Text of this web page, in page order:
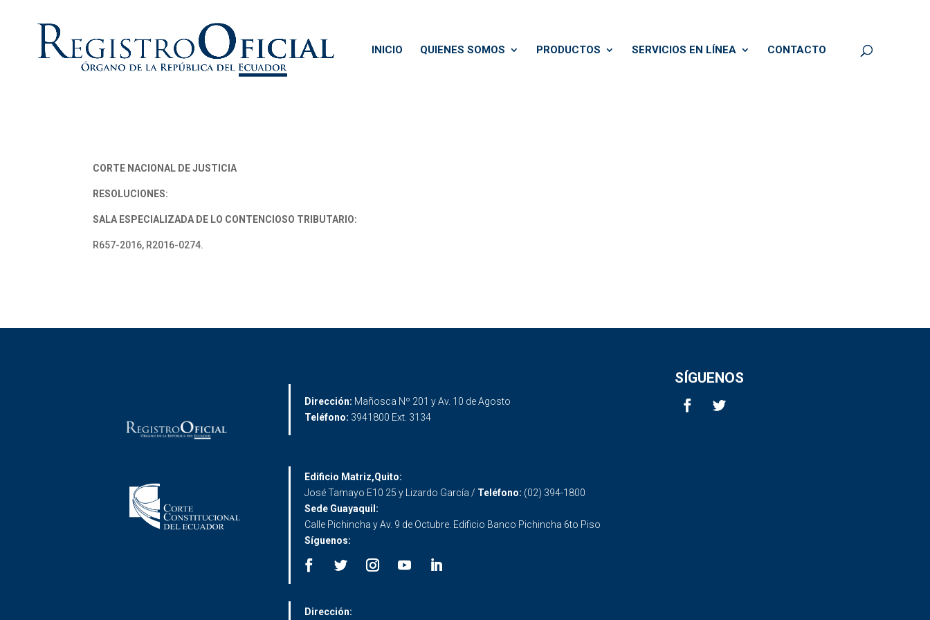
INICIO QUIENES SOMOS PRODUCTOS SERVICIOS EN LÍNEA CONTACTO
CORTE NACIONAL DE JUSTICIA
RESOLUCIONES:
SALA ESPECIALIZADA DE LO CONTENCIOSO TRIBUTARIO:
R657-2016, R2016-0274.
Dirección: Mañosca Nº 201 y Av. 10 de Agosto
Teléfono: 3941800 Ext. 3134
SÍGUENOS
Edificio Matriz,Quito:
José Tamayo E10 25 y Lizardo García / Teléfono: (02) 394-1800
Sede Guayaquil:
Calle Pichincha y Av. 9 de Octubre. Edificio Banco Pichincha 6to Piso
Síguenos:
Dirección: